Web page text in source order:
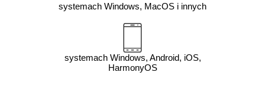
systemach Windows, MacOS i innych
systemach Windows, Android, iOS,
HarmonyOS